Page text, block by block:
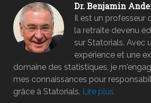
Dr. Benjamin
Il est un professeur
la retraite devenu
sur Statorials. Avec
expérience et une
domaine des statistiques, je
mes connaissances pour
grâce à Statorials. Lire plus